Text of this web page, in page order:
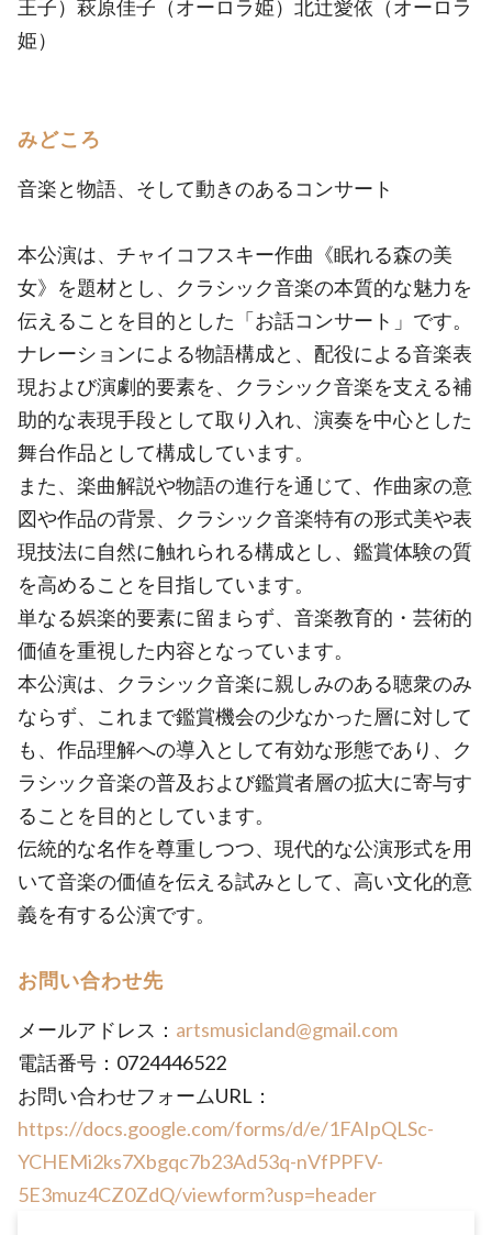
王子）萩原佳子（オーロラ姫）北辻愛依（オーロラ
姫）
みどころ
音楽と物語、そして動きのあるコンサート
本公演は、チャイコフスキー作曲《眠れる森の美
女》を題材とし、クラシック音楽の本質的な魅力を
伝えることを目的とした「お話コンサート」です。
ナレーションによる物語構成と、配役による音楽表
現および演劇的要素を、クラシック音楽を支える補
助的な表現手段として取り入れ、演奏を中心とした
舞台作品として構成しています。
また、楽曲解説や物語の進行を通じて、作曲家の意
図や作品の背景、クラシック音楽特有の形式美や表
現技法に自然に触れられる構成とし、鑑賞体験の質
を高めることを目指しています。
単なる娯楽的要素に留まらず、音楽教育的・芸術的
価値を重視した内容となっています。
本公演は、クラシック音楽に親しみのある聴衆のみ
ならず、これまで鑑賞機会の少なかった層に対して
も、作品理解への導入として有効な形態であり、ク
ラシック音楽の普及および鑑賞者層の拡大に寄与す
ることを目的としています。
伝統的な名作を尊重しつつ、現代的な公演形式を用
いて音楽の価値を伝える試みとして、高い文化的意
義を有する公演です。
お問い合わせ先
メールアドレス： artsmusicland@gmail.com
電話番号：0724446522
お問い合わせフォームURL：
https://docs.google.com/forms/d/e/1FAIpQLSc-
YCHEMi2ks7Xbgqc7b23Ad53q-nVfPPFV-
5E3muz4CZ0ZdQ/viewform?usp=header